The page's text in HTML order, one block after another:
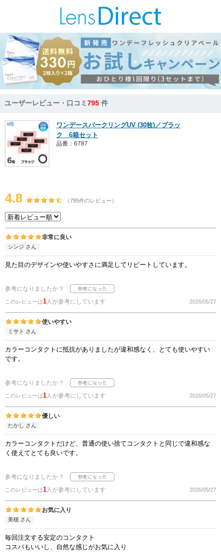
ユーザーレビュー・口コミ795 件
ワンデースパークリングUV (30枚)／ブラッ
ク 6箱セット
品番：6787
4.8 （795件のレビュー）
非常に良い
シンジ さん
見た目のデザインや使いやすさに満足してリピートしています。
参考になりましたか？
このレビューは1人が参考にしています 2026/05/27
使いやすい
ミサト さん
カラーコンタクトに抵抗がありましたが違和感なく、とても使いやすい
です。
参考になりましたか？
このレビューは1人が参考にしています 2026/05/27
優しい
たかし さん
カラーコンタクトだけど、普通の使い捨てコンタクトと同じで違和感な
く使えてとても良いです。
参考になりましたか？
このレビューは1人が参考にしています 2026/05/27
お気に入り
美穂 さん
毎回注文する安定のコンタクト
コスパもいいし、自然な感じがお気に入り